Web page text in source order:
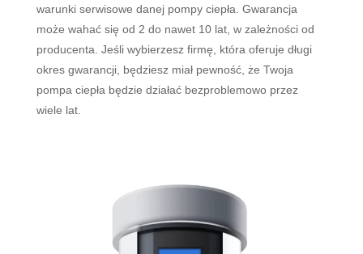
warunki serwisowe danej pompy ciepła. Gwarancja
może wahać się od 2 do nawet 10 lat, w zależności od
producenta. Jeśli wybierzesz firmę, która oferuje długi
okres gwarancji, będziesz miał pewność, że Twoja
pompa ciepła będzie działać bezproblemowo przez
wiele lat.